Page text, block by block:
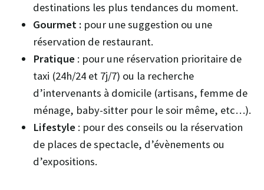
destinations les plus tendances du moment.
Gourmet : pour une suggestion ou une
réservation de restaurant.
Pratique : pour une réservation prioritaire de
taxi (24h/24 et 7j/7) ou la recherche
d’intervenants à domicile (artisans, femme de
ménage, baby-sitter pour le soir même, etc…).
Lifestyle : pour des conseils ou la réservation
de places de spectacle, d’évènements ou
d’expositions.